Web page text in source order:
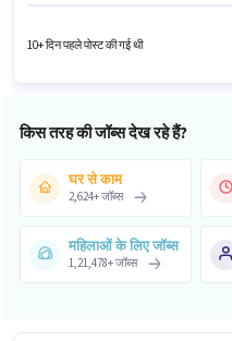
अंग्रेजी में धाराप्रवाह होना चाहिए।
10+ दिन पहले पोस्ट की गई थी
किस तरह की जॉब्स देख रहे हैं?
घर से काम
2,624+जॉब्स
महिलाओं के लिए जॉब्स
1,21,478+जॉब्स